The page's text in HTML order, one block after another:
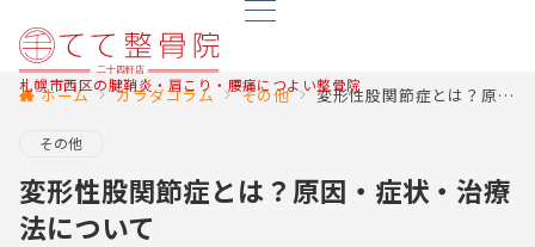
札幌市西区の腱鞘炎・肩こり・腰痛につよい整骨院
ホーム カラダコラム その他 変形性股関節症とは？原因・症状・治療法について
その他
変形性股関節症とは？原因・症状・治療
法について